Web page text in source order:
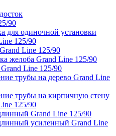
90
для одиночной установки
125/90
Line 125/90
желоба Grand Line 125/90
Line 125/90
трубы на дерево Grand Line
трубы на кирпичную стену
125/90
Grand Line 125/90
усиленный Grand Line